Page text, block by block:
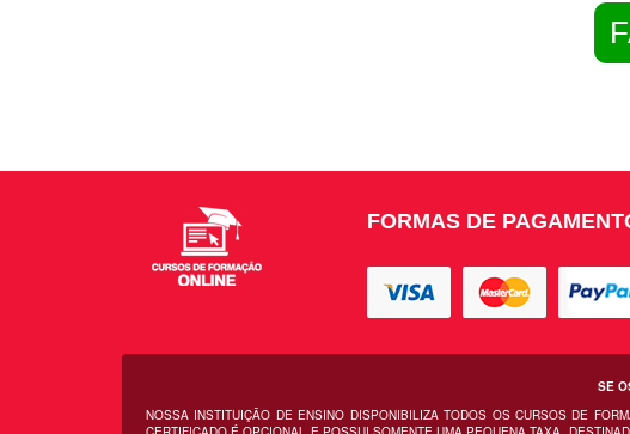
FORMAS DE
SE
NOSSA INSTITUIÇÃO DE ENSINO DISPONIBILIZA TODOS OS CURSOS DE